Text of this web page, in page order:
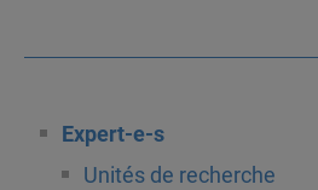
Expert-e-s
Unités de recherche